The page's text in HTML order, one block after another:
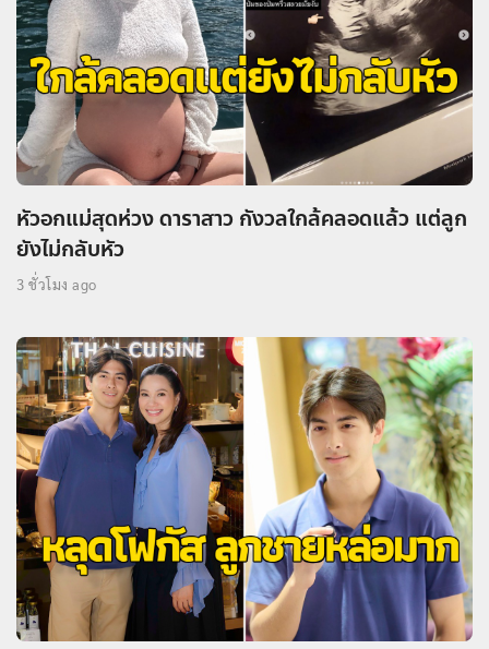
หัวอกแม่สุดห่วง ดาราสาว กังวลใกล้คลอดแล้ว แต่ลูก
ยังไม่กลับหัว
3 ชั่วโมง ago